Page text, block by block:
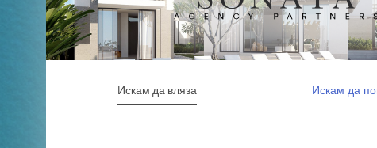
Искам да вляза Искам да